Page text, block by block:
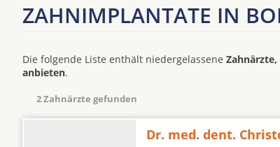
ZAHNIMPLANTATE IN
Die folgende Liste enthält niedergelassene
anbieten.
2 Zahnärzte gefunden
Dr. med. dent.